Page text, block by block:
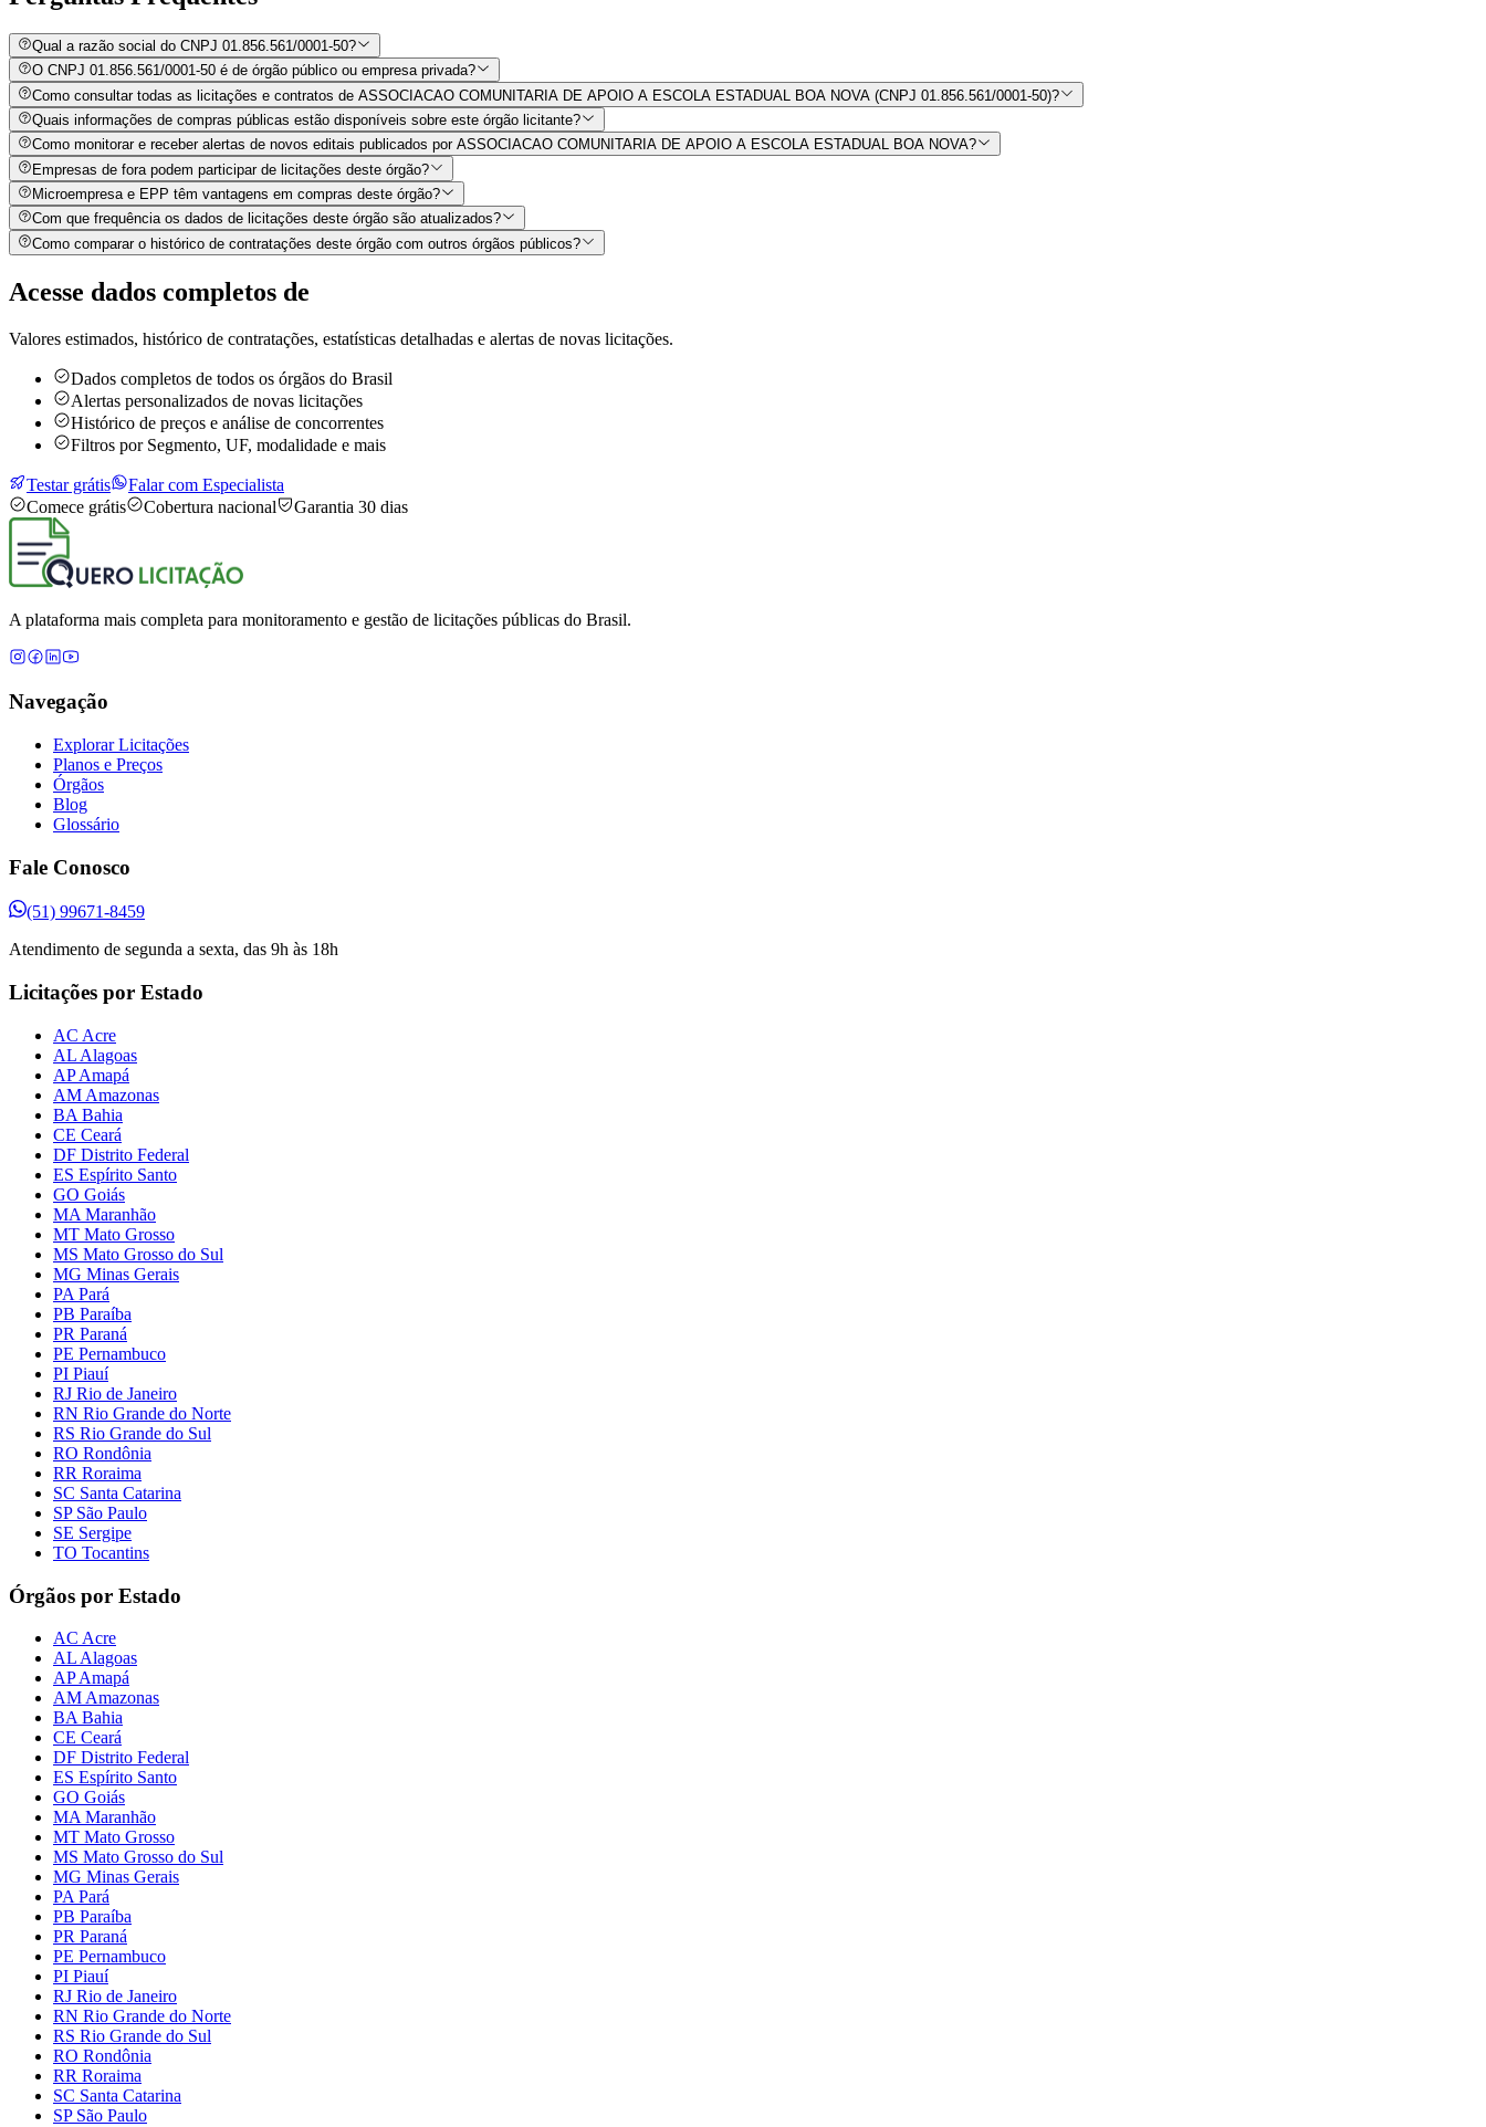
Qual a razão social do CNPJ 01.856.561/0001-50?
O CNPJ 01.856.561/0001-50 é de órgão público ou empresa privada?
Como consultar todas as licitações e contratos de ASSOCIACAO COMUNITARIA DE APOIO A ESCOLA ESTADUAL BOA NOVA (CNPJ 01.856.561/0001-50)?
Quais informações de compras públicas estão disponíveis sobre este órgão licitante?
Como monitorar e receber alertas de novos editais publicados por ASSOCIACAO COMUNITARIA DE APOIO A ESCOLA ESTADUAL BOA NOVA?
Empresas de fora podem participar de licitações deste órgão?
Microempresa e EPP têm vantagens em compras deste órgão?
Com que frequência os dados de licitações deste órgão são atualizados?
Como comparar o histórico de contratações deste órgão com outros órgãos públicos?
Acesse dados completos de
Valores estimados, histórico de contratações, estatísticas detalhadas e alertas de novas licitações.
Dados completos de todos os órgãos do Brasil
Alertas personalizados de novas licitações
Histórico de preços e análise de concorrentes
Filtros por Segmento, UF, modalidade e mais
Testar grátis
Falar com Especialista
Comece grátis
Cobertura nacional Garantia 30 dias
A plataforma mais completa para monitoramento e gestão de licitações públicas do Brasil.
Navegação
Explorar Licitações
Planos e Preços
Órgãos
Blog
Glossário
Fale Conosco
(51) 99671-8459
Atendimento de segunda a sexta, das 9h às 18h
Licitações por Estado
AC Acre
AL Alagoas
AP Amapá
AM Amazonas
BA Bahia
CE Ceará
DF Distrito Federal
ES Espírito Santo
GO Goiás
MA Maranhão
MT Mato Grosso
MS Mato Grosso do Sul
MG Minas Gerais
PA Pará
PB Paraíba
PR Paraná
PE Pernambuco
PI Piauí
RJ Rio de Janeiro
RN Rio Grande do Norte
RS Rio Grande do Sul
RO Rondônia
RR Roraima
SC Santa Catarina
SP São Paulo
SE Sergipe
TO Tocantins
Órgãos por Estado
AC Acre
AL Alagoas
AP Amapá
AM Amazonas
BA Bahia
CE Ceará
DF Distrito Federal
ES Espírito Santo
GO Goiás
MA Maranhão
MT Mato Grosso
MS Mato Grosso do Sul
MG Minas Gerais
PA Pará
PB Paraíba
PR Paraná
PE Pernambuco
PI Piauí
RJ Rio de Janeiro
RN Rio Grande do Norte
RS Rio Grande do Sul
RO Rondônia
RR Roraima
SC Santa Catarina
SP São Paulo